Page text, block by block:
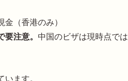
（香港のみ）
注意。 中国のビザは現時点では
ます。